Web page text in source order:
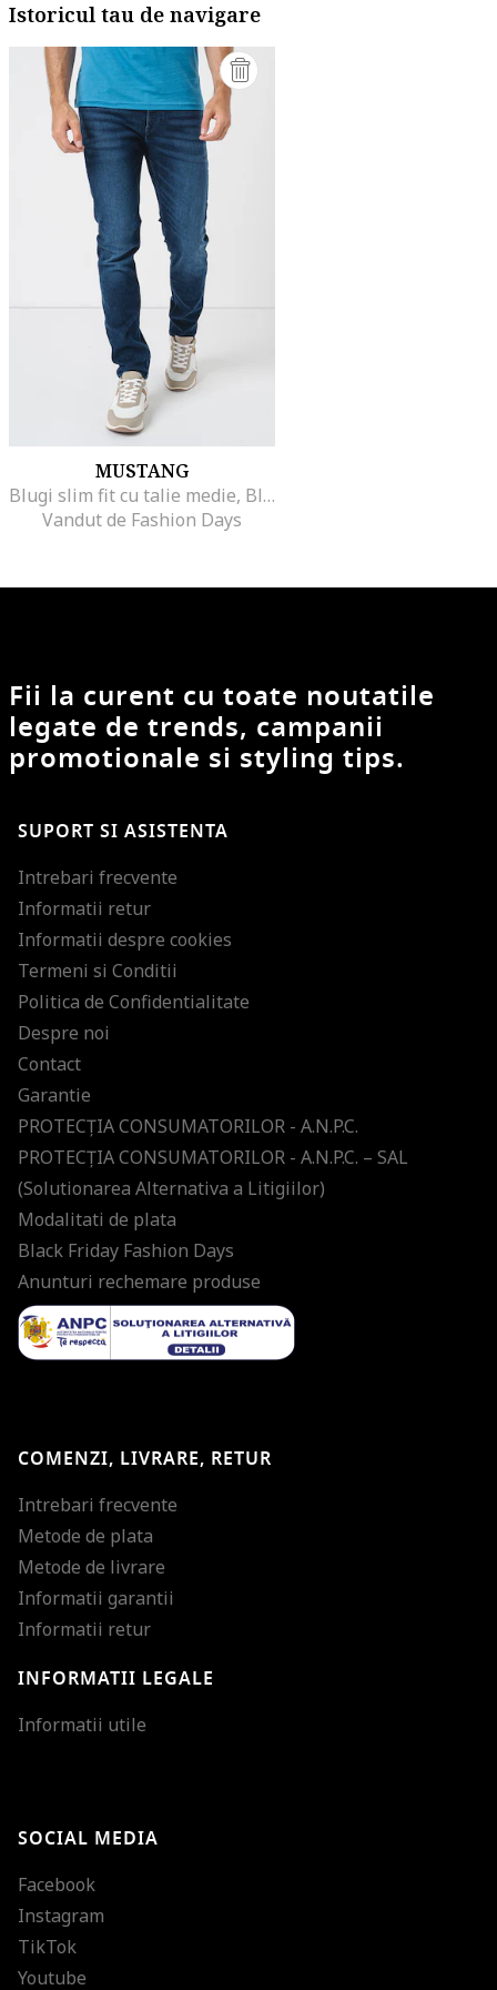
Istoricul tau de navigare
MUSTANG
Blugi slim fit cu talie medie, Bleumarin
Vandut de Fashion Days
Fii la curent cu toate noutatile
legate de trends, campanii
promotionale si styling tips.
SUPORT SI ASISTENTA
Intrebari frecvente
Informatii retur
Informatii despre cookies
Termeni si Conditii
Politica de Confidentialitate
Despre noi
Contact
Garantie
PROTECŢIA CONSUMATORILOR - A.N.P.C.
PROTECŢIA CONSUMATORILOR - A.N.P.C. – SAL
(Solutionarea Alternativa a Litigiilor)
Modalitati de plata
Black Friday Fashion Days
Anunturi rechemare produse
COMENZI, LIVRARE, RETUR
Intrebari frecvente
Metode de plata
Metode de livrare
Informatii garantii
Informatii retur
INFORMATII LEGALE
Informatii utile
SOCIAL MEDIA
Facebook
Instagram
TikTok
Youtube